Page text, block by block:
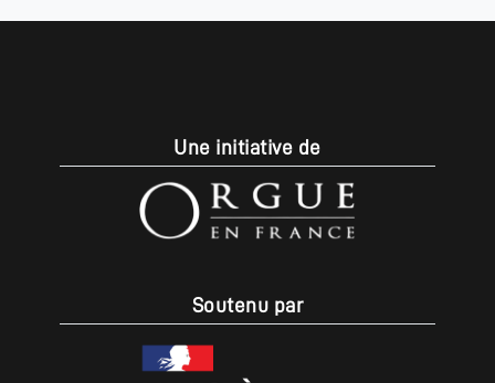
Une initiative de
Soutenu par